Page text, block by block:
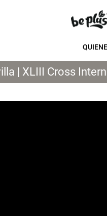
| XLIII Cross